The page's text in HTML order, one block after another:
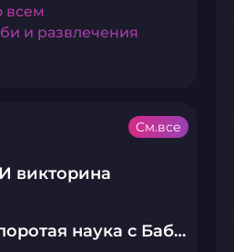
всем
и развлечения
викторина
Упоротая наука с Бабаем Лютым
См.все